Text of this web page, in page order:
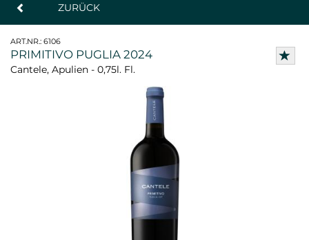
ZURÜCK
ART.NR.: 6106
PRIMITIVO PUGLIA 2024
Cantele, Apulien - 0,75l. Fl.